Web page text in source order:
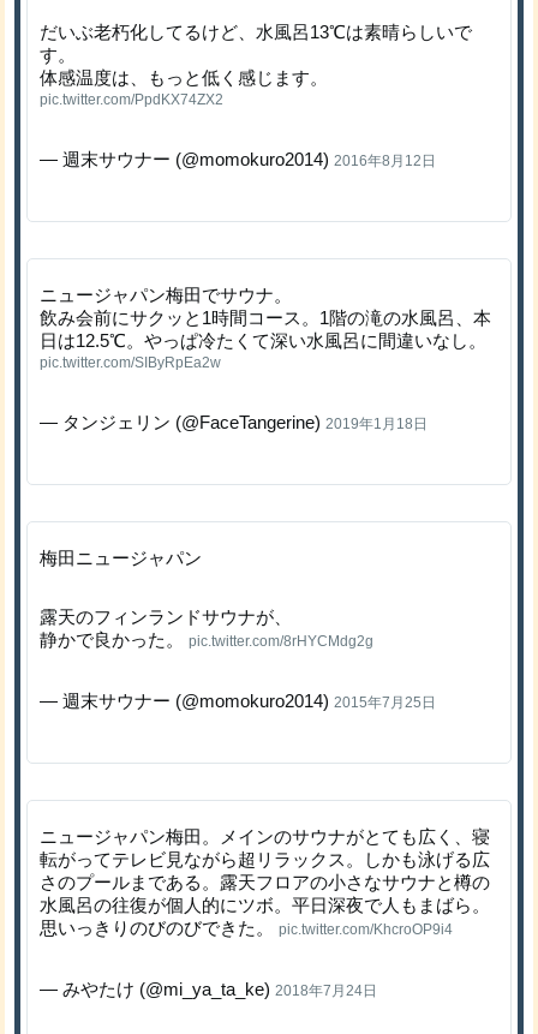
だいぶ老朽化してるけど、水風呂13℃は素晴らしいで
す。
体感温度は、もっと低く感じます。
pic.twitter.com/PpdKX74ZX2
— 週末サウナー (@momokuro2014) 2016年8月12日
ニュージャパン梅田でサウナ。
飲み会前にサクッと1時間コース。1階の滝の水風呂、本
日は12.5℃。やっぱ冷たくて深い水風呂に間違いなし。
pic.twitter.com/SIByRpEa2w
— タンジェリン (@FaceTangerine) 2019年1月18日
梅田ニュージャパン
露天のフィンランドサウナが、
静かで良かった。pic.twitter.com/8rHYCMdg2g
— 週末サウナー (@momokuro2014) 2015年7月25日
ニュージャパン梅田。メインのサウナがとても広く、寝
転がってテレビ見ながら超リラックス。しかも泳げる広
さのプールまである。露天フロアの小さなサウナと樽の
水風呂の往復が個人的にツボ。平日深夜で人もまばら。
思いっきりのびのびできた。pic.twitter.com/KhcroOP9i4
— みやたけ (@mi_ya_ta_ke) 2018年7月24日